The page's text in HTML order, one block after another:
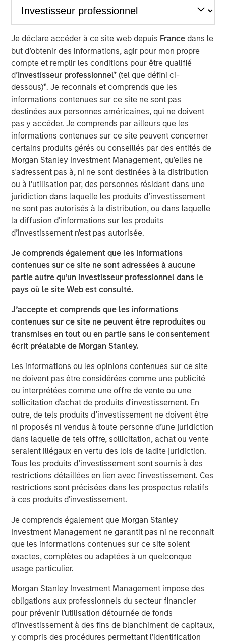
Je déclare accéder à ce site web depuis France dans le
but d’obtenir des informations, agir pour mon propre
compte et remplir les conditions pour être qualifié
d’Investisseur professionnel*(tel que défini ci-
dessous)*. Je reconnais et comprends que les
informations contenues sur ce site ne sont pas
destinées aux personnes américaines, qui ne doivent
pas y accéder. Je comprends par ailleurs que les
informations contenues sur ce site peuvent concerner
certains produits gérés ou conseillés par des entités de
Morgan Stanley Investment Management, qu’elles ne
s'adressent pas à, ni ne sont destinées à la distribution
ou à l'utilisation par, des personnes résidant dans une
juridiction dans laquelle les produits d’investissement
ne sont pas autorisés à la distribution, ou dans laquelle
la diffusion d'informations sur les produits
d’investissement n'est pas autorisée.
Je comprends également que les informations
contenues sur ce site ne sont adressées à aucune
partie autre qu’un investisseur professionnel dans le
pays où le site Web est consulté.
J’accepte et comprends que les informations
contenues sur ce site ne peuvent être reproduites ou
transmises en tout ou en partie sans le consentement
écrit préalable de Morgan Stanley.
Les informations ou les opinions contenues sur ce site
ne doivent pas être considérées comme une publicité
ou interprétées comme une offre de vente ou une
sollicitation d'achat de produits d'investissement. En
outre, de tels produits d’investissement ne doivent être
ni proposés ni vendus à toute personne d’une juridiction
dans laquelle de tels offre, sollicitation, achat ou vente
seraient illégaux en vertu des lois de ladite juridiction.
Tous les produits d’investissement sont soumis à des
restrictions détaillées en lien avec l'investissement. Ces
restrictions sont précisées dans les prospectus relatifs
à ces produits d'investissement.
Je comprends également que Morgan Stanley
Investment Management ne garantit pas ni ne reconnait
que les informations contenues sur ce site soient
exactes, complètes ou adaptées à un quelconque
usage particulier.
Morgan Stanley Investment Management impose des
obligations aux professionnels du secteur financier
pour prévenir l’utilisation détournée de fonds
d’investissement à des fins de blanchiment de capitaux,
y compris des procédures permettant l'identification
Video
In the latest Global Equity Observer video, the
International Equity Team explores why cybersecurity
matters for companies and investors alike — and where
they see both risks and opportunities.
View the Article
International Equity Team
The International Equity team follows a disciplined
investment process based on fundamental analysis and
bottom-up stock selection. They believe that the best
route to attractive long-term returns is through
compounding and providing reduced downside
participation.
GLOBAL EQUITY OBSERVER
Cybersécurité : un enjeu majeur
GLOBAL EQUITY OBSERVER
The high stakes of cybersecurity
GLOBAL EQUITY OBSERVER
When it seems there is only one game in town
The Authors
Greg Heywood
Isabelle Mast
Executive Director
Analyses mises en avant